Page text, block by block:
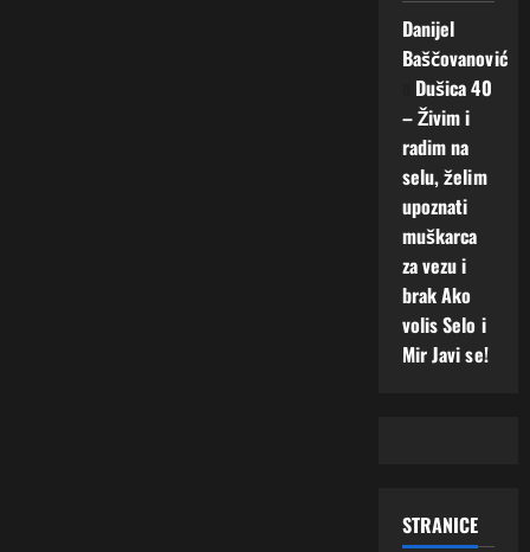
Danijel
Baščovanović
Dušica 40
– Živim i
radim na
selu, želim
upoznati
muškarca
za vezu i
brak Ako
volis Selo i
Mir Javi se!
STRANICE